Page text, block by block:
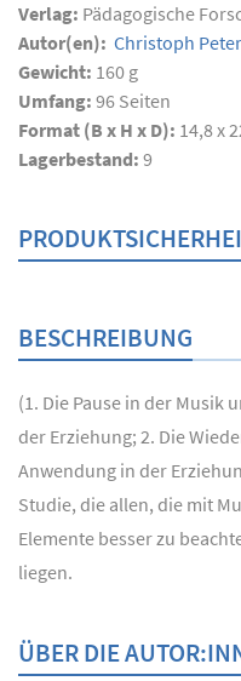
Verlag: Pädagogische
Autor(en): Christoph Peter
Gewicht: 160 g
Umfang: 96 Seiten
Format (B x H x D): 14,8 x
Lagerbestand: 9
BESCHREIBUNG
(1. Die Pause in der Musik
der Erziehung; 2. Die
Anwendung in der
Studie, die allen, die mit
Elemente besser zu
liegen.
ÜBER DIE